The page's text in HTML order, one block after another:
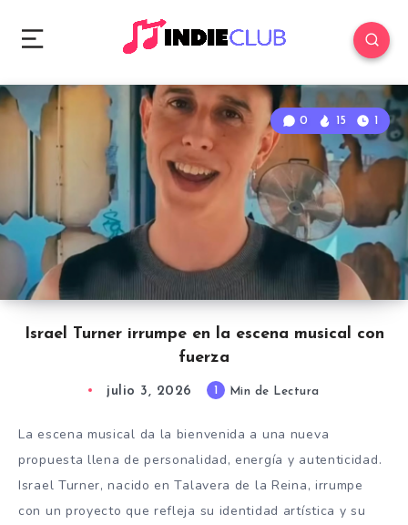
Israel Turner irrumpe en la escena musical con
fuerza
0 15 1
julio 3, 2026 Min de Lectura
La escena musical da la bienvenida a una nueva
propuesta llena de personalidad, energía y autenticidad.
Israel Turner, nacido en Talavera de la Reina, irrumpe
con un proyecto que refleja su identidad artística y su